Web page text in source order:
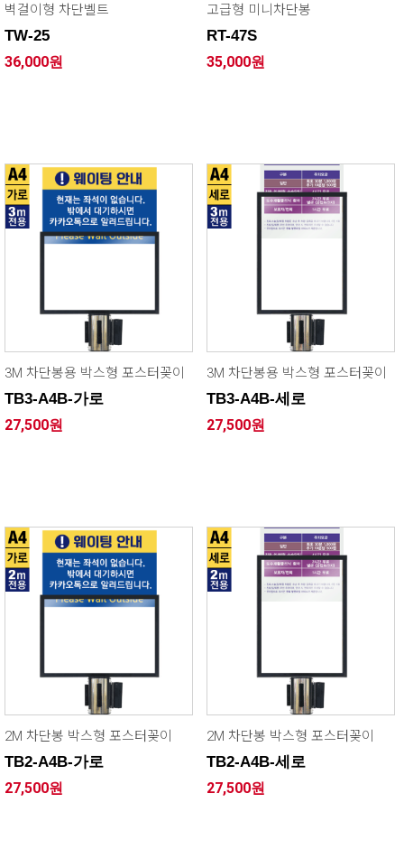
벽걸이형 차단벨트
TW-25
36,000원
고급형 미니차단봉
RT-47S
35,000원
3M 차단봉용 박스형 포스터꽂이
TB3-A4B-가로
27,500원
3M 차단봉용 박스형 포스터꽂이
TB3-A4B-세로
27,500원
2M 차단봉 박스형 포스터꽂이
TB2-A4B-가로
27,500원
2M 차단봉 박스형 포스터꽂이
TB2-A4B-세로
27,500원